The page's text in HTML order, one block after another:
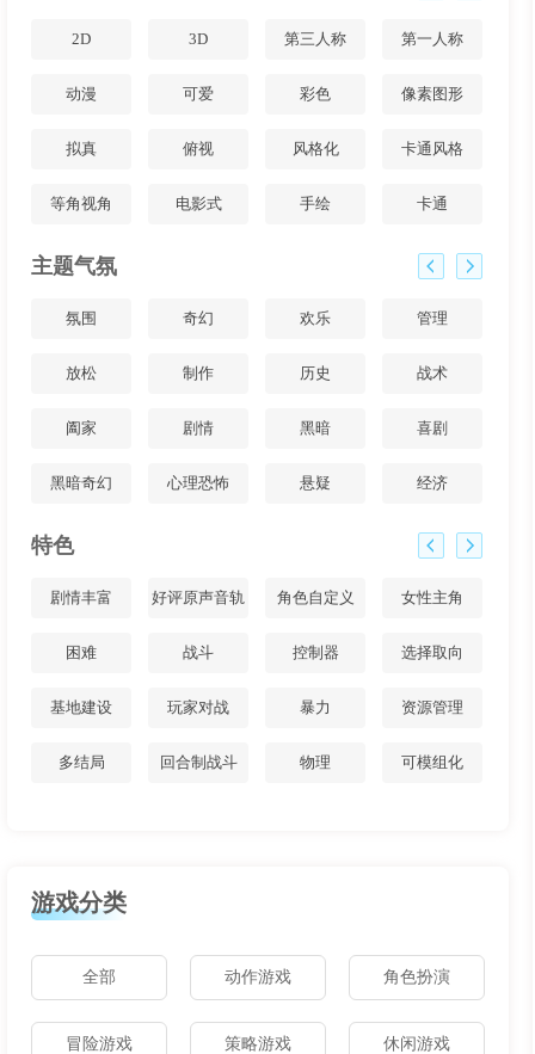
2D 3D 第三人称 第一人称
动漫 可爱 彩色 像素图形
拟真 俯视 风格化 卡通风格
等角视角 电影式 手绘 卡通
主题气氛
氛围 奇幻 欢乐 管理
放松 制作 历史 战术
阖家 剧情 黑暗 喜剧
黑暗奇幻 心理恐怖 悬疑 经济
特色
剧情丰富 好评原声音轨 角色自定义 女性主角
困难 战斗 控制器 选择取向
基地建设 玩家对战 暴力 资源管理
多结局 回合制战斗 物理 可模组化
游戏分类
全部 动作游戏 角色扮演
冒险游戏 策略游戏 休闲游戏